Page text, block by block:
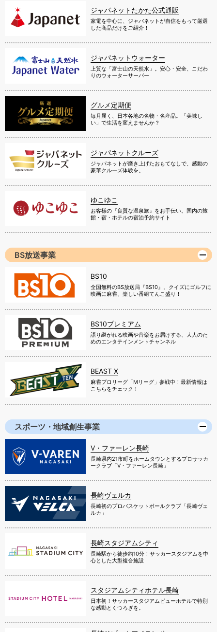
ジャパネットたかた公式通販
家電を中心に、ジャパネットが自信をもって厳選
した商品だけをご紹介！
ジャパネットウォーター
上質な「富士山の天然水」。安心・安全、こだわ
りのウォーターサーバー
グルメ定期便
毎月届く、日本各地の名物・名産品。「美味し
い」で生活を変えませんか？
ジャパネットクルーズ
ジャパネットが磨き上げたおもてなしで、感動の
豪華クルーズ体験を。
ゆこゆこ
お客様の『良質な温泉旅』をお手伝い。国内の旅
館・宿・ホテルの宿泊予約サイト
BS放送事業
BS10
全国無料のBS放送局『BS10』。クイズにゴルフに
映画に麻雀、楽しい番組てんこ盛り！
BS10プレミアム
語り継がれる映画や音楽をお届けする、大人のた
めのエンタテインメントチャンネル
BEAST X
麻雀プロリーグ「Mリーグ」参戦中！最新情報は
こちらをチェック！
スポーツ・地域創生事業
V・ファーレン長崎
長崎県内21市町をホームタウンとするプロサッカ
ークラブ「V・ファーレン長崎」
長崎ヴェルカ
長崎初のプロバスケットボールクラブ「長崎ヴェ
ルカ」
長崎スタジアムシティ
長崎駅から徒歩約10分！サッカースタジアムを中
心とした大型複合施設
スタジアムシティホテル長崎
日本初！サッカースタジアムビューホテルで特別
な感動とくつろぎを。